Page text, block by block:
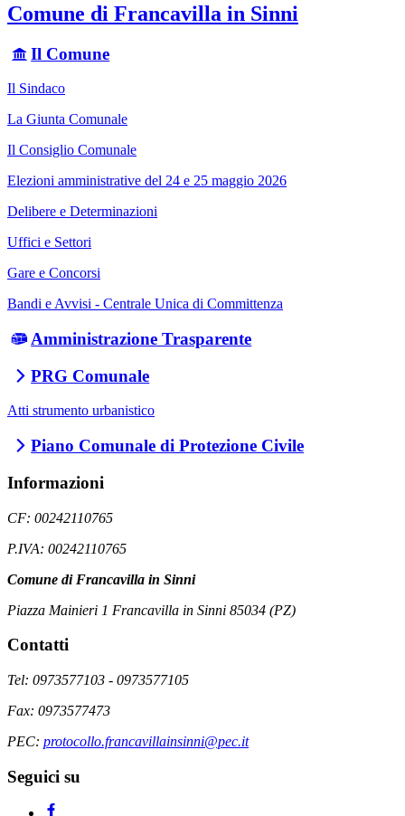
Comune di Francavilla in Sinni
Il Comune
Il Sindaco
La Giunta Comunale
Il Consiglio Comunale
Elezioni amministrative del 24 e 25 maggio 2026
Delibere e Determinazioni
Uffici e Settori
Gare e Concorsi
Bandi e Avvisi - Centrale Unica di Committenza
Amministrazione Trasparente
PRG Comunale
Atti strumento urbanistico
Piano Comunale di Protezione Civile
Informazioni
CF: 00242110765
P.IVA: 00242110765
Comune di Francavilla in Sinni
Piazza Mainieri 1 Francavilla in Sinni 85034 (PZ)
Contatti
Tel: 0973577103 - 0973577105
Fax: 0973577473
PEC: protocollo.francavillainsinni@pec.it
Seguici su